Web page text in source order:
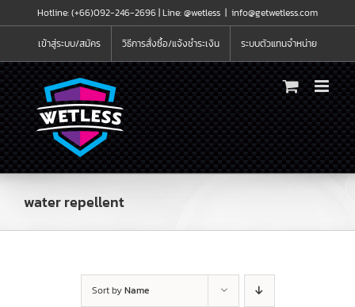
to
Hotline: (+66)092-246-2696 |Line: @wetless | info@getwetless.com
เข้าสู่ระบบ/สมัคร วิธีการสั่งซื้อ/แจ้งชำระเงิน ระบบตัวแทนจำหน่าย
water repellent
Sort byName